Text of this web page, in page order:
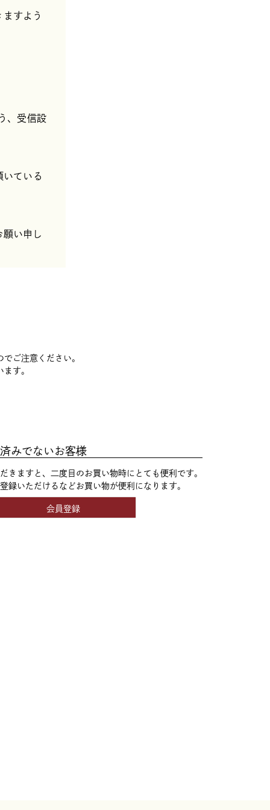
すよう
、受信設
ている
い申し
ご注意ください。
す。
みでないお客様
きますと、二度目のお買い物時にとても便利です。
録いただけるなどお買い物が便利になります。
会員登録